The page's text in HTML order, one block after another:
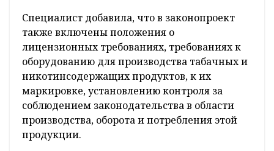
Специалист добавила, что в законопроект
также включены положения о
лицензионных требованиях, требованиях к
оборудованию для производства табачных и
никотинсодержащих продуктов, к их
маркировке, установлению контроля за
соблюдением законодательства в области
производства, оборота и потребления этой
продукции.